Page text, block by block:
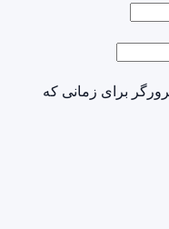
برای زمانی که